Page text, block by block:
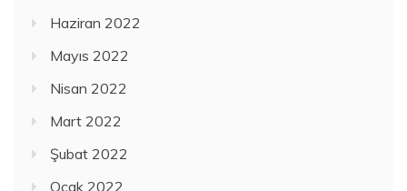
Haziran 2022
Mayıs 2022
Nisan 2022
Mart 2022
Şubat 2022
Ocak 2022